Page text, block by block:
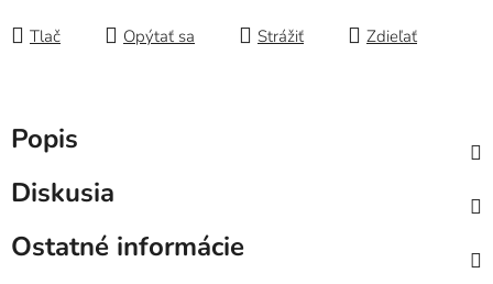
Tlač Opýtať sa Strážiť Zdieľať
Popis
Diskusia
Ostatné informácie